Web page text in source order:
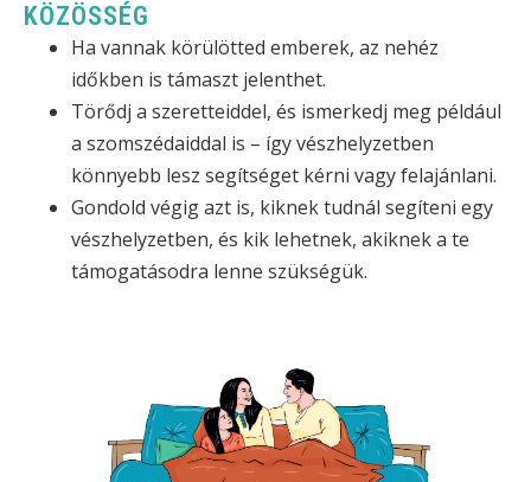
KÖZÖSSÉG
Ha vannak körülötted emberek, az nehéz
időkben is támaszt jelenthet.
Törődj a szeretteiddel, és ismerkedj meg például
a szomszédaiddal is – így vészhelyzetben
könnyebb lesz segítséget kérni vagy felajánlani.
Gondold végig azt is, kiknek tudnál segíteni egy
vészhelyzetben, és kik lehetnek, akiknek a te
támogatásodra lenne szükségük.